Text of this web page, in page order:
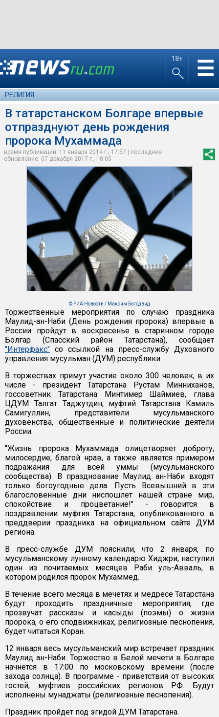
18+ ☰
РЕЛИГИЯ
В татарстанском Болгаре впервые
отпразднуют день рождения
пророка Мухаммада
время публикации: 11 января 2014 г., 17:57 | последнее
обновление: 07 декабря 2017 г., 10:05
© РИА Новости / Максим Богодвид
Торжественные мероприятия по случаю праздника
Маулид-ан-Наби (День рождения пророка) впервые в
России пройдут в воскресенье в старинном городе
Болгар (Спасский район Татарстана), сообщает
"Интерфакс" со ссылкой на пресс-службу Духовного
управления мусульман (ДУМ) республики.
В торжествах примут участие около 300 человек, в их
числе - президент Татарстана Рустам Минниханов,
госсоветник Татарстана Минтимер Шаймиев, глава
ЦДУМ Талгат Таджутдин, муфтий Татарстана Камиль
Самигуллин, представители мусульманского
духовенства, общественные и политические деятели
России.
"Жизнь пророка Мухаммада олицетворяет доброту,
милосердие, благой нрав, а также является примером
подражания для всей уммы (мусульманского
сообщества). В празднование Маулид ан-Наби входят
только богоугодные дела. Пусть Всевышний в эти
благословенные дни ниспошлет нашей стране мир,
спокойствие и процветание!" - говорится в
поздравлении муфтия Татарстана, опубликованного в
преддверии праздника на официальном сайте ДУМ
региона.
В пресс-службе ДУМ пояснили, что 2 января, по
мусульманскому лунному календарю Хиджри, наступил
один из почитаемых месяцев Раби уль-Авваль, в
котором родился пророк Мухаммед.
В течение всего месяца в мечетях и медресе Татарстана
будут проходить праздничные мероприятия, где
прозвучат рассказы и касыды (поэмы) о жизни
пророка, о его сподвижниках, религиозные песнопения,
будет читаться Коран.
12 января весь мусульманский мир встречает праздник
Маулид ан-Наби. Торжество в Белой мечети в Болгаре
начнется в 17:00 по московскому времени (после
захода солнца). В программе - приветствия от высоких
гостей, муфтиев российских регионов РФ. Будут
исполнены мунаджаты (религиозные песнопения).
Праздник пройдет под эгидой ДУМ Татарстана.